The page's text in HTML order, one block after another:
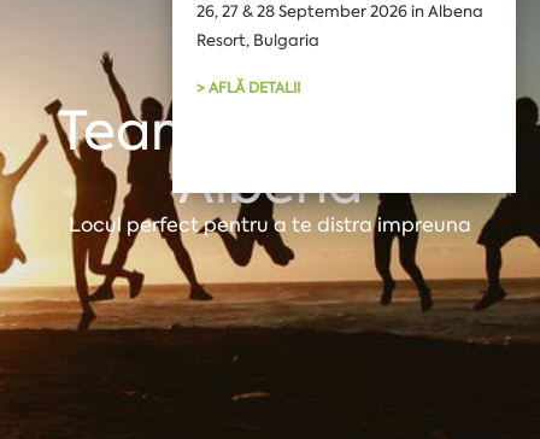
Team building în
Albena
Locul perfect pentru a te distra impreuna
26, 27 & 28 September 2026 in Albena
Resort, Bulgaria
> AFLĂ DETALII